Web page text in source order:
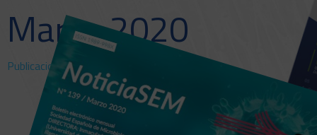
Marzo 2020
Publicaciones>NoticiaSEM